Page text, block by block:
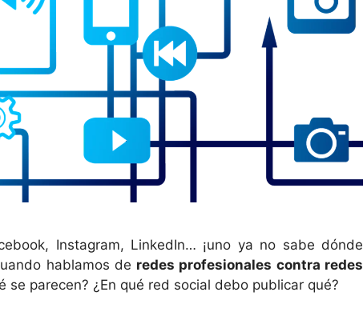
Instagram, LinkedIn… ¡uno ya no sabe dónde
hablamos de redes profesionales contra redes
se parecen? ¿En qué red social debo publicar qué?